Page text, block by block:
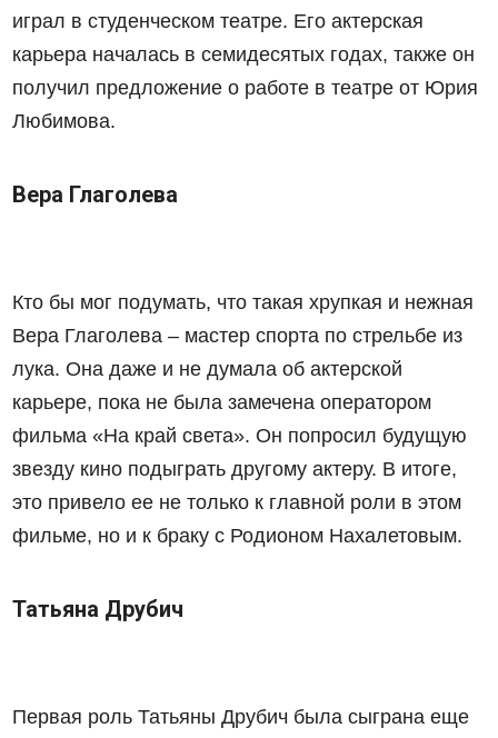
играл в студенческом театре. Его актерская
карьера началась в семидесятых годах, также он
получил предложение о работе в театре от Юрия
Любимова.
Вера Глаголева
Кто бы мог подумать, что такая хрупкая и нежная
Вера Глаголева – мастер спорта по стрельбе из
лука. Она даже и не думала об актерской
карьере, пока не была замечена оператором
фильма «На край света». Он попросил будущую
звезду кино подыграть другому актеру. В итоге,
это привело ее не только к главной роли в этом
фильме, но и к браку с Родионом Нахалетовым.
Татьяна Друбич
Первая роль Татьяны Друбич была сыграна еще